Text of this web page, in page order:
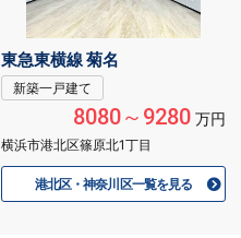
東急東横線 菊名
新築一戸建て
8080～9280万円
横浜市港北区篠原北1丁目
港北区・神奈川区一覧を見る